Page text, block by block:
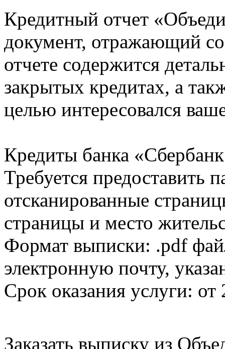
Кредитный отчет
документ, отражающий
отчете содержится
закрытых кредитах, а
целью интересовался
Кредиты банка
Требуется предоставить
отсканированные
страницы и место
Формат выписки: .pdf
электронную почту,
Срок оказания услуги: от
Заказать выписку из